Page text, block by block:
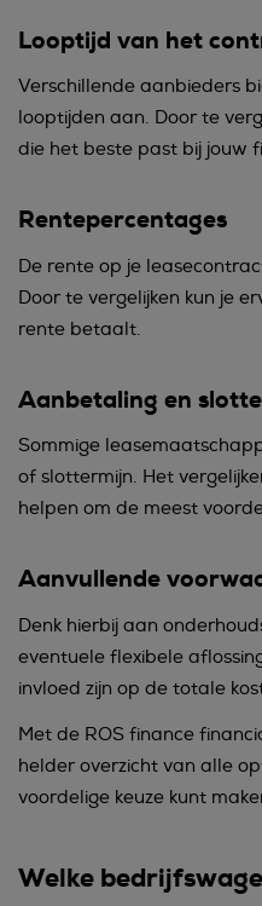
Looptijd van het
Verschillende aanbieders
looptijden aan. Door te
die het beste past bij jouw
Rentepercentages
De rente op je
Door te vergelijken kun je
rente betaalt.
Aanbetaling en
Sommige
of slottermijn. Het
helpen om de meest
Aanvullende
Denk hierbij aan
eventuele flexibele
invloed zijn op de totale
Met de ROS finance
helder overzicht van alle
voordelige keuze kunt
Welke